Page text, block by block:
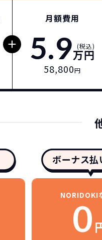
月額費用
5.9万円
(税込)
58,800円
ボーナス払
NORIDOKI
0